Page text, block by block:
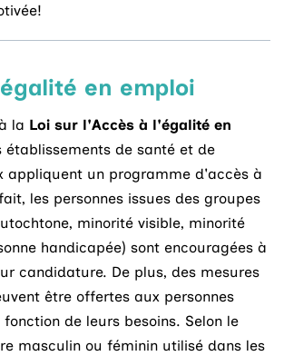
en emploi
la Loi sur l'Accès à l'égalité en
établissements de santé et de
appliquent un programme d'accès à
les personnes issues des groupes
minorité visible, minorité
handicapée) sont encouragées à
candidature. De plus, des mesures
être offertes aux personnes
de leurs besoins. Selon le
masculin ou féminin utilisé dans les